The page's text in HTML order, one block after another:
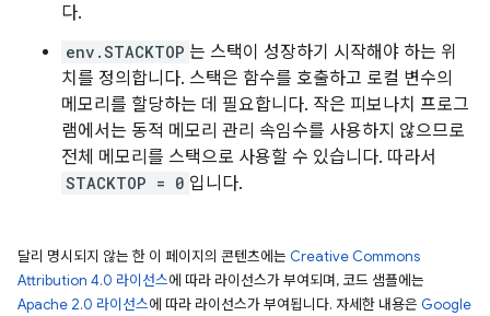
다.
env.STACKTOP 는 스택이 성장하기 시작해야 하는 위
치를 정의합니다. 스택은 함수를 호출하고 로컬 변수의
메모리를 할당하는 데 필요합니다. 작은 피보나치 프로그
램에서는 동적 메모리 관리 속임수를 사용하지 않으므로
전체 메모리를 스택으로 사용할 수 있습니다. 따라서
STACKTOP = 0 입니다.
달리 명시되지 않는 한 이 페이지의 콘텐츠에는 Creative Commons
Attribution 4.0 라이선스에 따라 라이선스가 부여되며, 코드 샘플에는
Apache 2.0 라이선스에 따라 라이선스가 부여됩니다. 자세한 내용은 Google